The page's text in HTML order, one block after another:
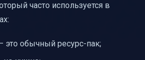
часто используется в
обычный ресурс-пак;